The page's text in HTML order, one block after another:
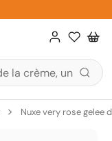
Nuxe very rose gelee